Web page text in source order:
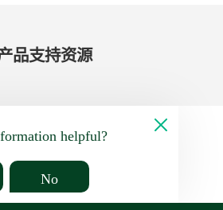
品​支持​资源
helpful?
No